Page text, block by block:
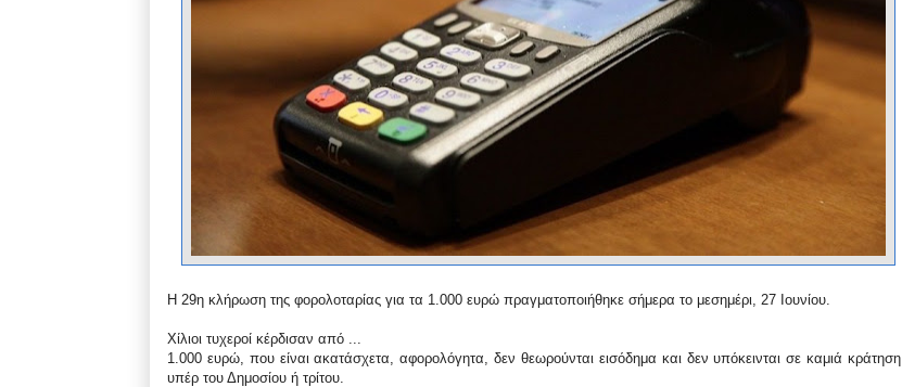
Η 29η κλήρωση της φορολοταρίας για τα 1.000 ευρώ πραγματοποιήθηκε σήμερα το μεσημέρι, 27 Ιουνίου.
Χίλιοι τυχεροί κέρδισαν από ...
1.000 ευρώ, που είναι ακατάσχετα, αφορολόγητα, δεν θεωρούνται εισόδημα και δεν υπόκεινται σε καμιά κράτηση
υπέρ του Δημοσίου ή τρίτου.